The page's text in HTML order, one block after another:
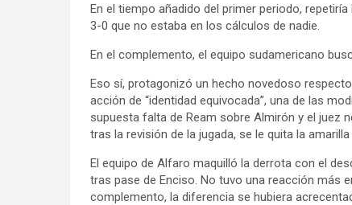
t
s
e
m
e
n
t
:
En el tiempo añadido del primer periodo,
3-0 que no estaba en los cálculos de nadie.
En el complemento, el equipo sudamericano
Eso sí, protagonizó un hecho novedoso
acción de “identidad equivocada”, una de las
supuesta falta de Ream sobre Almirón y el juez
tras la revisión de la jugada, se le quita la
El equipo de Alfaro maquilló la derrota con el
tras pase de Enciso. No tuvo una reacción más
complemento, la diferencia se hubiera